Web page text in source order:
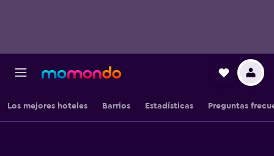
Los mejores hoteles Barrios Estadísticas Preguntas